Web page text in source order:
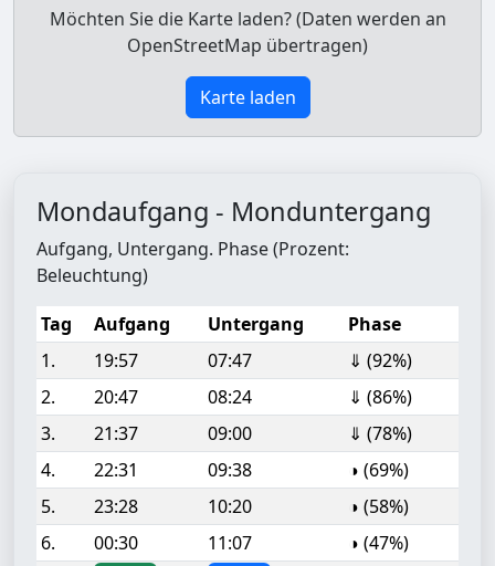
Möchten Sie die Karte laden? (Daten werden an
OpenStreetMap übertragen)
Karte laden
Mondaufgang - Monduntergang
Aufgang, Untergang. Phase (Prozent:
Beleuchtung)
Tag
Aufgang Untergang
Phase
1.
19:57 07:47
⇓ (92%)
2.
20:47 08:24
⇓ (86%)
3.
21:37 09:00
⇓ (78%)
4.
22:31 09:38
◑ (69%)
5.
23:28 10:20
◑ (58%)
6.
00:30 11:07
◑ (47%)